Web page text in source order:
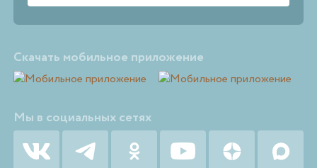
Скачать мобильное приложение
Мы в социальных сетях